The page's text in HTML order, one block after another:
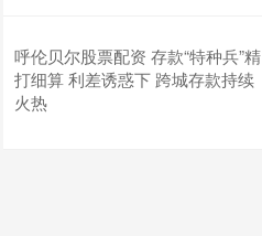
呼伦贝尔股票配资 存款“特种兵”精
打细算 利差诱惑下 跨城存款持续
火热